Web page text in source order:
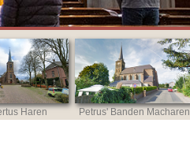
Haren Petrus' Banden Macharen